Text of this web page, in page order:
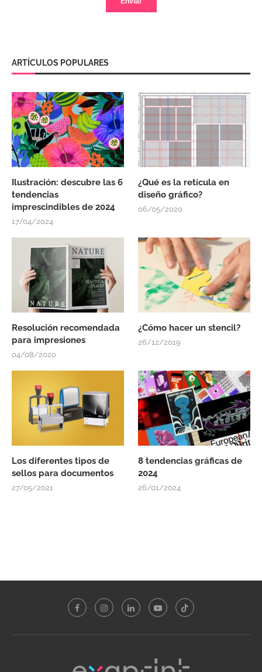
ARTÍCULOS POPULARES
Ilustración: descubre las 6
tendencias
imprescindibles de 2024
17/04/2024
¿Qué es la retícula en
diseño gráfico?
06/05/2020
Resolución recomendada
para impresiones
04/08/2020
¿Cómo hacer un stencil?
26/12/2019
Los diferentes tipos de
sellos para documentos
27/05/2021
8 tendencias gráficas de
2024
26/01/2024